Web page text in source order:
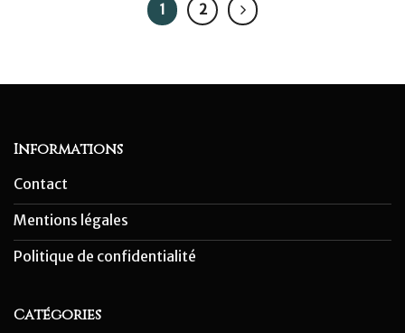
1 2
Informations
Contact
Mentions légales
Politique de confidentialité
Catégories